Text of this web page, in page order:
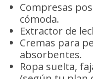
Compresas
cómoda.
Extractor de
Cremas para
absorbentes.
Ropa suelta,